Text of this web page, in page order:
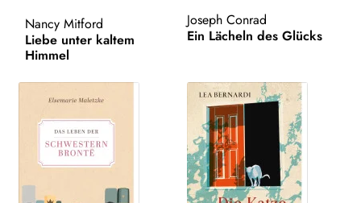
AKTUELLES
NEWSLETTER
WEITERE VERLAGE
Search:
Nancy Mitford
Liebe unter kaltem
Himmel
Joseph Conrad
Ein Lächeln des Glücks